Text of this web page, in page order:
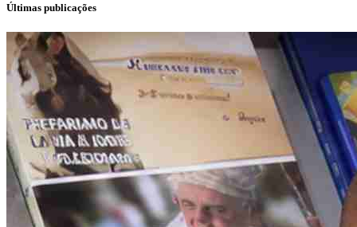
Últimas publicações